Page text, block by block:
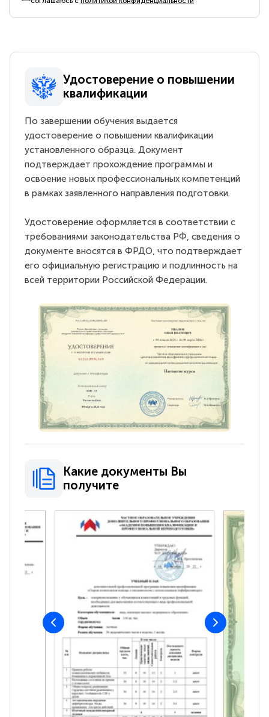
Удостоверение о повышении
квалификации
По завершении обучения выдается
удостоверение о повышении квалификации
установленного образца. Документ
подтверждает прохождение программы и
освоение новых профессиональных компетенций
в рамках заявленного направления подготовки.
Удостоверение оформляется в соответствии с
требованиями законодательства РФ, сведения о
документе вносятся в ФРДО, что подтверждает
его официальную регистрацию и подлинность на
всей территории Российской Федерации.
Какие документы Вы
получите